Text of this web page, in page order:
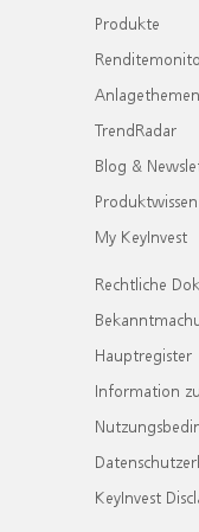
Produkte
Anlagethemen
TrendRadar
Blog &
Produktwissen
My KeyInvest
Rechtliche
Hauptregister
Information
KeyInvest